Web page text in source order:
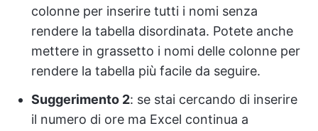
colonne per inserire tutti i nomi senza
rendere la tabella disordinata. Potete anche
mettere in grassetto i nomi delle colonne per
rendere la tabella più facile da seguire.
Suggerimento 2: se stai cercando di inserire
il numero di ore ma Excel continua a